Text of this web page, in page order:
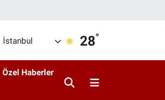
İstanbul 28°
Özel Haberler